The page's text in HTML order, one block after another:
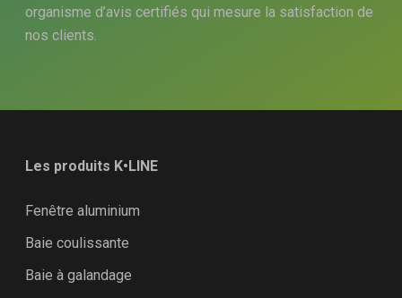
organisme d’avis certifiés qui mesure la satisfaction de
nos clients.
Les produits K•LINE
Fenêtre aluminium
Baie coulissante
Baie à galandage